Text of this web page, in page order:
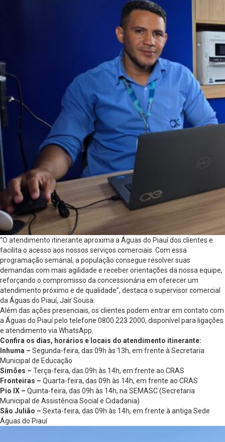
“O atendimento itinerante aproxima a Águas do Piauí dos clientes e
facilita o acesso aos nossos serviços comerciais. Com essa
programação semanal, a população consegue resolver suas
demandas com mais agilidade e receber orientações da nossa equipe,
reforçando o compromisso da concessionária em oferecer um
atendimento próximo e de qualidade”, destaca o supervisor comercial
da Águas do Piauí, Jair Sousa.
Além das ações presenciais, os clientes podem entrar em contato com
a Águas do Piauí pelo telefone 0800 223 2000, disponível para ligações
e atendimento via WhatsApp.
Confira os dias, horários e locais do atendimento itinerante:
Inhuma – Segunda-feira, das 09h às 13h, em frente à Secretaria
Municipal de Educação
Simões – Terça-feira, das 09h às 14h, em frente ao CRAS
Fronteiras – Quarta-feira, das 09h às 14h, em frente ao CRAS
Pio IX – Quinta-feira, das 09h às 14h, na SEMASC (Secretaria
Municipal de Assistência Social e Cidadania)
São Julião – Sexta-feira, das 09h às 14h, em frente à antiga Sede
Águas do Piauí